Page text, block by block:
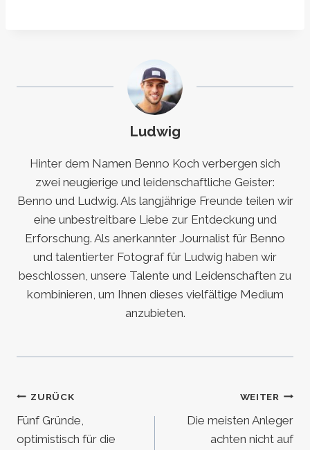
Ludwig
Hinter dem Namen Benno Koch verbergen sich
zwei neugierige und leidenschaftliche Geister:
Benno und Ludwig. Als langjährige Freunde teilen wir
eine unbestreitbare Liebe zur Entdeckung und
Erforschung. Als anerkannter Journalist für Benno
und talentierter Fotograf für Ludwig haben wir
beschlossen, unsere Talente und Leidenschaften zu
kombinieren, um Ihnen dieses vielfältige Medium
anzubieten.
Beitragsnavigation
ZURÜCK
Fünf Gründe,
optimistisch für die
WEITER
Die meisten Anleger
achten nicht auf